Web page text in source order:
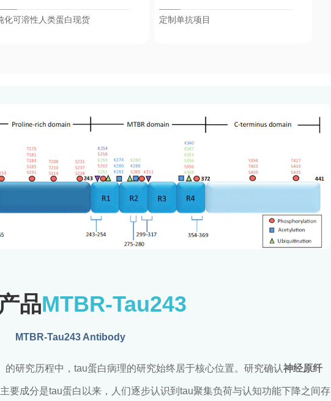
化可溶性人类蛋白现货 定制单抗项目
品MTBR-Tau243
MTBR-Tau243 Antibody
研究历程中，tau蛋白病理的研究始终居于核心位置。研究确认神经原纤
要成分是tau蛋白以来，人们逐步认识到tau聚集负荷与认知功能下降之间存